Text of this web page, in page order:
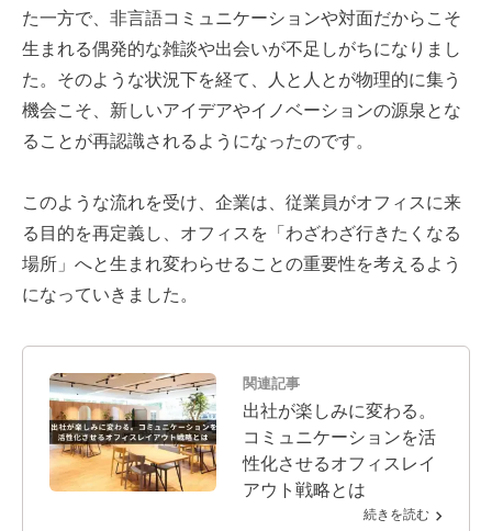
た一方で、非言語コミュニケーションや対面だからこそ
生まれる偶発的な雑談や出会いが不足しがちになりまし
た。そのような状況下を経て、人と人とが物理的に集う
機会こそ、新しいアイデアやイノベーションの源泉とな
ることが再認識されるようになったのです。
このような流れを受け、企業は、従業員がオフィスに来
る目的を再定義し、オフィスを「わざわざ行きたくなる
場所」へと生まれ変わらせることの重要性を考えるよう
になっていきました。
関連記事
出社が楽しみに変わる。
コミュニケーションを活
性化させるオフィスレイ
アウト戦略とは
続きを読む